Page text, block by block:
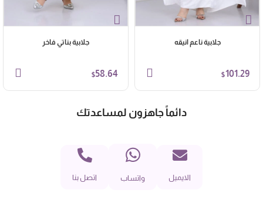
جلابية ناعم انيقه
$101.29
جلابية بناتي فاخر
$58.64
دائماً جاهزون لمساعدتك
الايميل واتساب اتصل بنا